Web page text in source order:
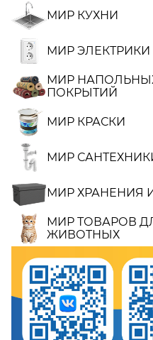
МИР КУХНИ
МИР ЭЛЕКТРИКИ
МИР
ПОКРЫТИЙ
МИР КРАСКИ
МИР
МИР ХРАНЕНИЯ
МИР ТОВАРОВ
ЖИВОТНЫХ